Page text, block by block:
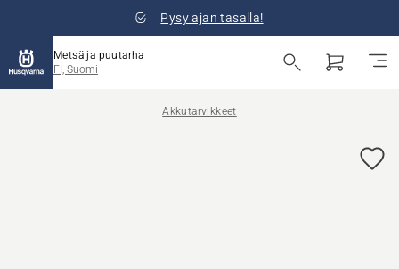
Pysy ajan tasalla!
Metsä ja puutarha
FI, Suomi
Akkutarvikkeet